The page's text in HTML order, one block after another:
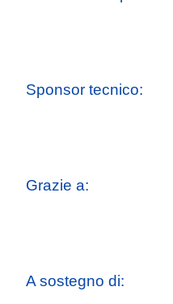
Sponsor tecnico:
Grazie a:
A sostegno di: